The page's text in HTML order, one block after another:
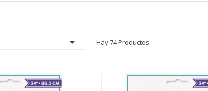
 Hay 74 Productos.